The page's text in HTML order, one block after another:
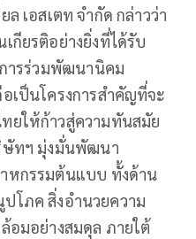
เอสเตท จำกัด กล่าวว่า
กียรติอย่างยิ่งที่ได้รับ
การร่วมพัฒนานิคม
เป็นโครงการสำคัญที่จะ
ยให้ก้าวสู่ความทันสมัย
ษัทฯ มุ่งมั่นพัฒนา
หกรรมต้นแบบ ทั้งด้าน
โภค สิ่งอำนวยความ
อมอย่างสมดุล ภายใต้